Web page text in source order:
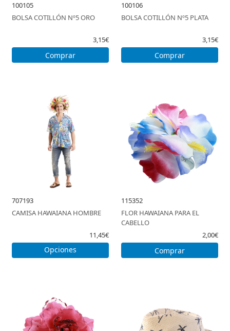
100105
BOLSA COTILLÓN Nº5 ORO
3,15€
Comprar
100106
BOLSA COTILLÓN Nº5 PLATA
3,15€
Comprar
707193
CAMISA HAWAIANA HOMBRE
11,45€
Opciones
115352
FLOR HAWAIANA PARA EL
CABELLO
2,00€
Comprar